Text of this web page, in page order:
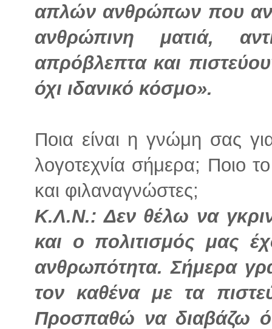
απλών ανθρώπων που
ανθρώπινη ματιά,
απρόβλεπτα και
όχι ιδανικό κόσμο».
Ποια είναι η γνώμη σας
λογοτεχνία σήμερα; Ποιο
και φιλαναγνώστες;
Κ.Λ.Ν.: Δεν θέλω να
και ο πολιτισμός μας
ανθρωπότητα. Σήμερα
τον καθένα με τα
Προσπαθώ να διαβάζω